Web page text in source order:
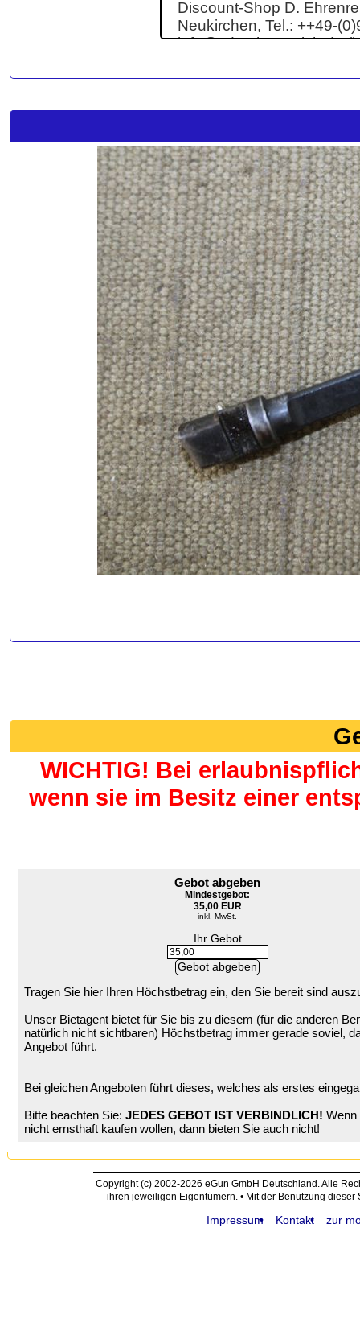
WICHTIG! Bei
wenn sie im Besitz einer
Gebot abgeben
Mindestgebot:
35,00 EUR
inkl. MwSt.
Ihr Gebot
Tragen Sie hier Ihren Höchstbetrag ein, den Sie bereit sind
Unser Bietagent bietet für Sie bis zu diesem (für die anderen
natürlich nicht sichtbaren) Höchstbetrag immer gerade soviel,
Angebot führt.
Bei gleichen Angeboten führt dieses, welches als erstes
Bitte beachten Sie: JEDES GEBOT IST VERBINDLICH! Wenn
nicht ernsthaft kaufen wollen, dann bieten Sie auch nicht!
Copyright (c) 2002-2026 eGun GmbH Deutschland. Alle
ihren jeweiligen Eigentümern. • Mit der Benutzung
Impressum Kontakt zur